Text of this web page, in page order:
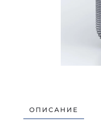
ОПИСАНИЕ